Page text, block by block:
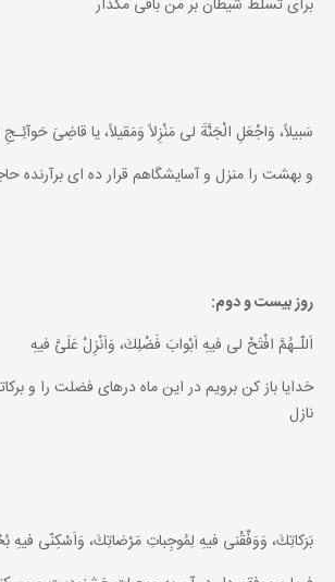
براى تسلط شيطان بر من باقى مگذار
سَبيلاً، وَاجْعَلِ الْجَنَّةَ لى مَنْزِلاً وَمَقيلاً، يا قاضِىَ حَوآئِـجِ
و بهشت را منزل و آسايشگاهم قرار ده اى برآرنده
روز بيست و دوم:
اَللّـهُمَّ افْتَحْ لى فيهِ اَبْوابَ فَضْلِكَ، وَاَنْزِلْ عَلَىَّ فيهِ
خدايا باز كن برويم در اين ماه درهاى فضلت را و
نازل
بَرَكاتِكَ، وَوَفِّقْنى فيهِ لِمُوجِباتِ مَرْضاتِكَ، وَاَسْكِنّى فيهِ